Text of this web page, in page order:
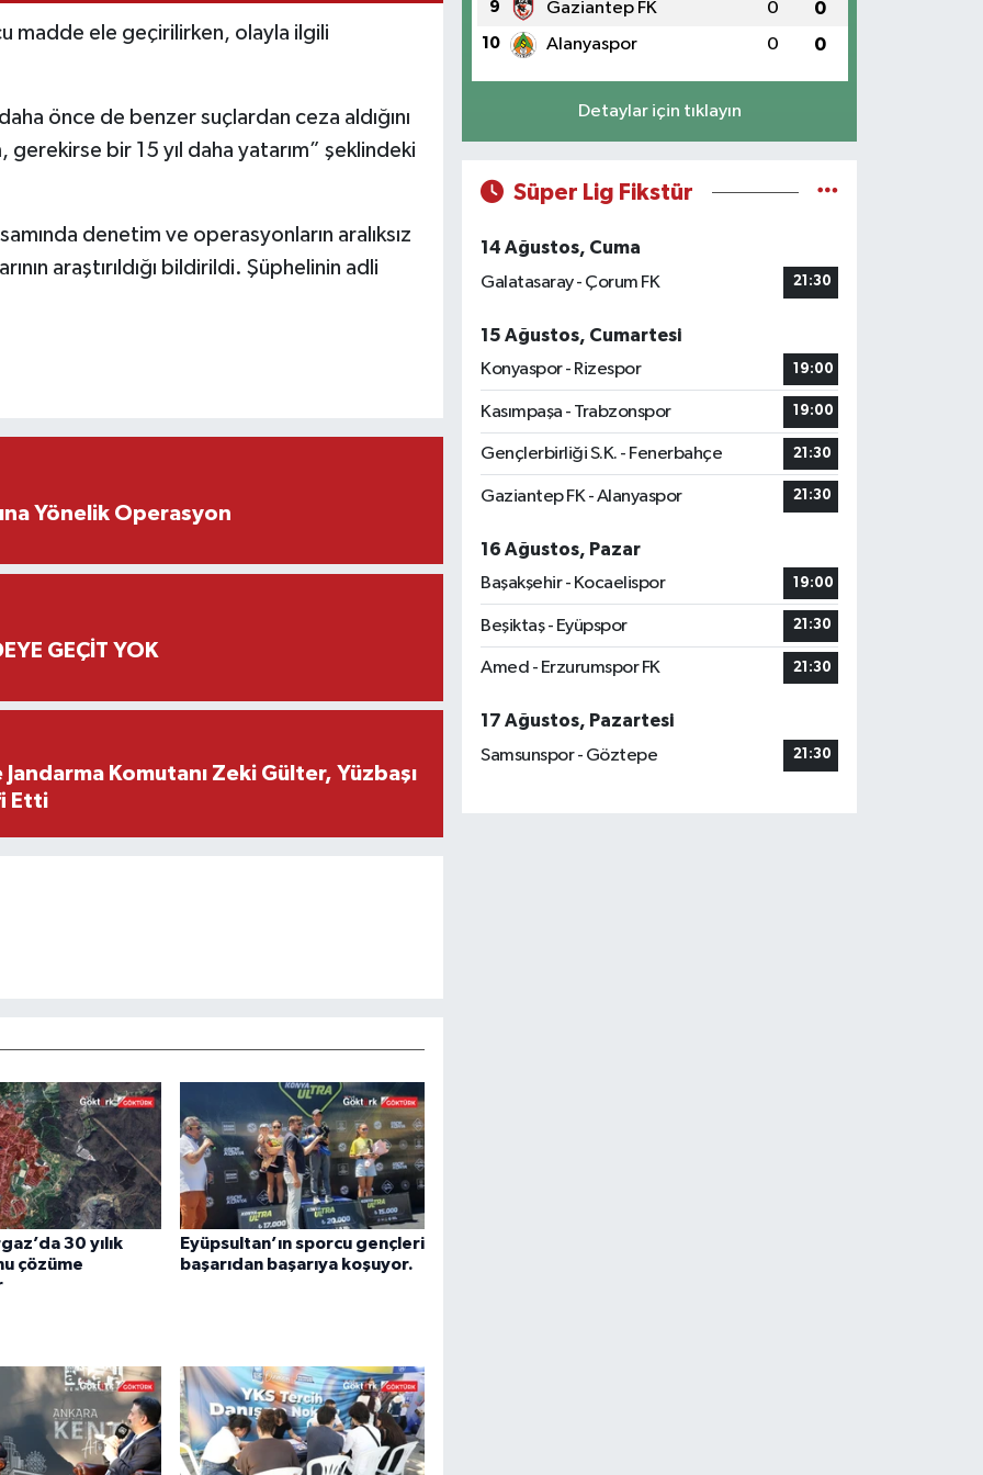
madde ele geçirilirken, olayla ilgili
önce de benzer suçlardan ceza aldığını
bir 15 yıl daha yatarım” şeklindeki
denetim ve operasyonların aralıksız
araştırıldığı bildirildi. Şüphelinin adli
Yönelik Operasyon
GEÇİT YOK
Komutanı Zeki Gülter, Yüzbaşı
Etti
30 yılık
çözüme
Eyüpsultan’ın sporcu gençleri
başarıdan başarıya koşuyor.
9 Gaziantep FK 0 0
10 Alanyaspor 0 0
Detaylar için tıklayın
Süper Lig Fikstür
14 Ağustos, Cuma
Galatasaray - Çorum FK
21:30
15 Ağustos, Cumartesi
Konyaspor - Rizespor
19:00
Kasımpaşa - Trabzonspor 19:00
Gençlerbirliği S.K. - Fenerbahçe 21:30
Gaziantep FK - Alanyaspor 21:30
16 Ağustos, Pazar
Başakşehir - Kocaelispor
19:00
Beşiktaş - Eyüpspor 21:30
Amed - Erzurumspor FK 21:30
17 Ağustos, Pazartesi
Samsunspor - Göztepe
21:30